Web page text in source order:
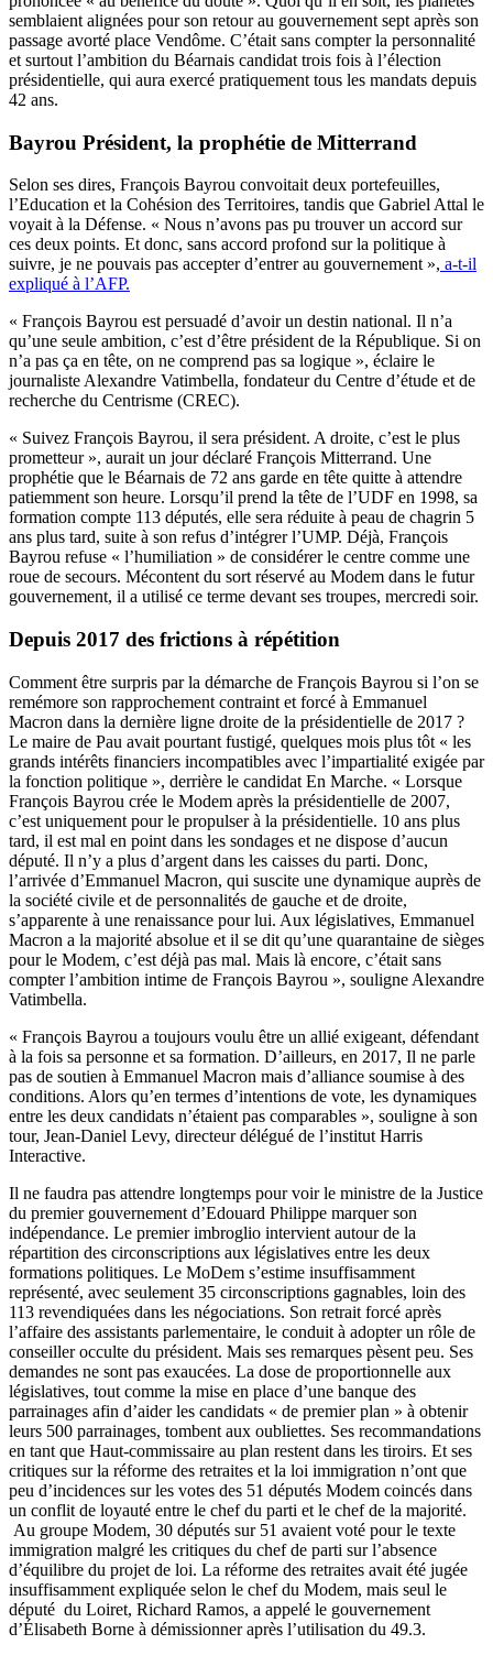
semblaient alignées pour son retour au gouvernement sept après son
passage avorté place Vendôme. C’était sans compter la personnalité
et surtout l’ambition du Béarnais candidat trois fois à l’élection
présidentielle, qui aura exercé pratiquement tous les mandats depuis
42 ans.
Bayrou Président, la prophétie de Mitterrand
Selon ses dires, François Bayrou convoitait deux portefeuilles,
l’Education et la Cohésion des Territoires, tandis que Gabriel Attal le
voyait à la Défense. « Nous n’avons pas pu trouver un accord sur
ces deux points. Et donc, sans accord profond sur la politique à
suivre, je ne pouvais pas accepter d’entrer au gouvernement », a-t-il
expliqué à l’AFP.
« François Bayrou est persuadé d’avoir un destin national. Il n’a
qu’une seule ambition, c’est d’être président de la République. Si on
n’a pas ça en tête, on ne comprend pas sa logique », éclaire le
journaliste Alexandre Vatimbella, fondateur du Centre d’étude et de
recherche du Centrisme (CREC).
« Suivez François Bayrou, il sera président. A droite, c’est le plus
prometteur », aurait un jour déclaré François Mitterrand. Une
prophétie que le Béarnais de 72 ans garde en tête quitte à attendre
patiemment son heure. Lorsqu’il prend la tête de l’UDF en 1998, sa
formation compte 113 députés, elle sera réduite à peau de chagrin 5
ans plus tard, suite à son refus d’intégrer l’UMP. Déjà, François
Bayrou refuse « l’humiliation » de considérer le centre comme une
roue de secours. Mécontent du sort réservé au Modem dans le futur
gouvernement, il a utilisé ce terme devant ses troupes, mercredi soir.
Depuis 2017 des frictions à répétition
Comment être surpris par la démarche de François Bayrou si l’on se
remémore son rapprochement contraint et forcé à Emmanuel
Macron dans la dernière ligne droite de la présidentielle de 2017 ?
Le maire de Pau avait pourtant fustigé, quelques mois plus tôt « les
grands intérêts financiers incompatibles avec l’impartialité exigée par
la fonction politique », derrière le candidat En Marche. « Lorsque
François Bayrou crée le Modem après la présidentielle de 2007,
c’est uniquement pour le propulser à la présidentielle. 10 ans plus
tard, il est mal en point dans les sondages et ne dispose d’aucun
député. Il n’y a plus d’argent dans les caisses du parti. Donc,
l’arrivée d’Emmanuel Macron, qui suscite une dynamique auprès de
la société civile et de personnalités de gauche et de droite,
s’apparente à une renaissance pour lui. Aux législatives, Emmanuel
Macron a la majorité absolue et il se dit qu’une quarantaine de sièges
pour le Modem, c’est déjà pas mal. Mais là encore, c’était sans
compter l’ambition intime de François Bayrou », souligne Alexandre
Vatimbella.
« François Bayrou a toujours voulu être un allié exigeant, défendant
à la fois sa personne et sa formation. D’ailleurs, en 2017, Il ne parle
pas de soutien à Emmanuel Macron mais d’alliance soumise à des
conditions. Alors qu’en termes d’intentions de vote, les dynamiques
entre les deux candidats n’étaient pas comparables », souligne à son
tour, Jean-Daniel Levy, directeur délégué de l’institut Harris
Interactive.
Il ne faudra pas attendre longtemps pour voir le ministre de la Justice
du premier gouvernement d’Edouard Philippe marquer son
indépendance. Le premier imbroglio intervient autour de la
répartition des circonscriptions aux législatives entre les deux
formations politiques. Le MoDem s’estime insuffisamment
représenté, avec seulement 35 circonscriptions gagnables, loin des
113 revendiquées dans les négociations. Son retrait forcé après
l’affaire des assistants parlementaire, le conduit à adopter un rôle de
conseiller occulte du président. Mais ses remarques pèsent peu. Ses
demandes ne sont pas exaucées. La dose de proportionnelle aux
législatives, tout comme la mise en place d’une banque des
parrainages afin d’aider les candidats « de premier plan » à obtenir
leurs 500 parrainages, tombent aux oubliettes. Ses recommandations
en tant que Haut-commissaire au plan restent dans les tiroirs. Et ses
critiques sur la réforme des retraites et la loi immigration n’ont que
peu d’incidences sur les votes des 51 députés Modem coincés dans
un conflit de loyauté entre le chef du parti et le chef de la majorité.
Au groupe Modem, 30 députés sur 51 avaient voté pour le texte
immigration malgré les critiques du chef de parti sur l’absence
d’équilibre du projet de loi. La réforme des retraites avait été jugée
insuffisamment expliquée selon le chef du Modem, mais seul le
député du Loiret, Richard Ramos, a appelé le gouvernement
d’Élisabeth Borne à démissionner après l’utilisation du 49.3.